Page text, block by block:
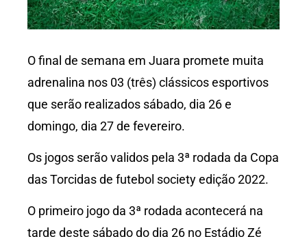
O final de semana em Juara promete muita
adrenalina nos 03 (três) clássicos esportivos
que serão realizados sábado, dia 26 e
domingo, dia 27 de fevereiro.
Os jogos serão validos pela 3ª rodada da Copa
das Torcidas de futebol society edição 2022.
O primeiro jogo da 3ª rodada acontecerá na
tarde deste sábado do dia 26 no Estádio Zé